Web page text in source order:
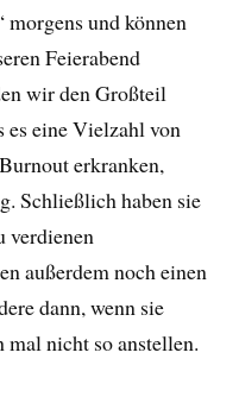
und können
Feierabend
wir den Großteil
es eine Vielzahl von
erkranken,
Schließlich haben sie
verdienen
außerdem noch einen
dann, wenn sie
mal nicht so anstellen.